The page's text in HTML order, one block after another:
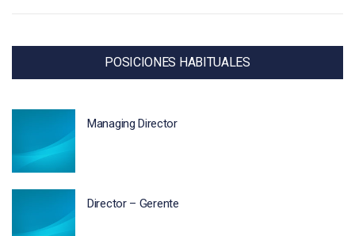
POSICIONES HABITUALES
Managing Director
Director – Gerente